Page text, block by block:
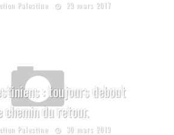
Palestine 29 mars 2017
: toujours debout
chemin du retour.
Palestine 30 mars 2019